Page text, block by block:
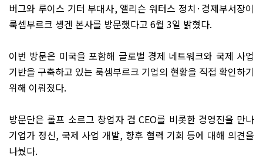
버그와 루이스 기터 부대사, 앨리슨 워터스 정치 · 경제부서장이
룩셈부르크 솅겐 본사를 방문했다고 6월 3일 밝혔다.
이번 방문은 미국을 포함해 글로벌 경제 네트워크와 국제 사업
기반을 구축하고 있는 룩셈부르크 기업의 현황을 직접 확인하기
위해 이뤄졌다.
방문단은 롤프 소르그 창업자 겸CEO를 비롯한 경영진을 만나
기업가 정신, 국제 사업 개발, 향후 협력 기회 등에 대해 의견을
나눴다.